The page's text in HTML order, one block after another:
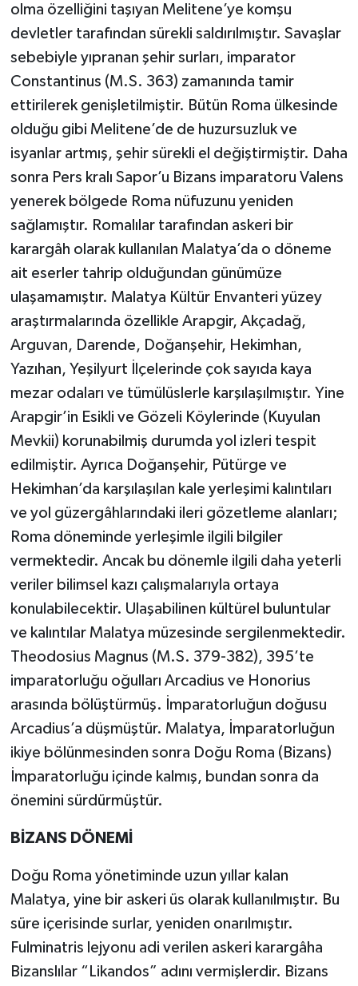
olma özelliğini taşıyan Melitene’ye komşu
devletler tarafından sürekli saldırılmıştır. Savaşlar
sebebiyle yıpranan şehir surları, imparator
Constantinus (M.S. 363) zamanında tamir
ettirilerek genişletilmiştir. Bütün Roma ülkesinde
olduğu gibi Melitene’de de huzursuzluk ve
isyanlar artmış, şehir sürekli el değiştirmiştir. Daha
sonra Pers kralı Sapor’u Bizans imparatoru Valens
yenerek bölgede Roma nüfuzunu yeniden
sağlamıştır. Romalılar tarafından askeri bir
karargâh olarak kullanılan Malatya’da o döneme
ait eserler tahrip olduğundan günümüze
ulaşamamıştır. Malatya Kültür Envanteri yüzey
araştırmalarında özellikle Arapgir, Akçadağ,
Arguvan, Darende, Doğanşehir, Hekimhan,
Yazıhan, Yeşilyurt İlçelerinde çok sayıda kaya
mezar odaları ve tümülüslerle karşılaşılmıştır. Yine
Arapgir’in Esikli ve Gözeli Köylerinde (Kuyulan
Mevkii) korunabilmiş durumda yol izleri tespit
edilmiştir. Ayrıca Doğanşehir, Pütürge ve
Hekimhan’da karşılaşılan kale yerleşimi kalıntıları
ve yol güzergâhlarındaki ileri gözetleme alanları;
Roma döneminde yerleşimle ilgili bilgiler
vermektedir. Ancak bu dönemle ilgili daha yeterli
veriler bilimsel kazı çalışmalarıyla ortaya
konulabilecektir. Ulaşabilinen kültürel buluntular
ve kalıntılar Malatya müzesinde sergilenmektedir.
Theodosius Magnus (M.S. 379-382), 395’te
imparatorluğu oğulları Arcadius ve Honorius
arasında bölüştürmüş. İmparatorluğun doğusu
Arcadius’a düşmüştür. Malatya, İmparatorluğun
ikiye bölünmesinden sonra Doğu Roma (Bizans)
İmparatorluğu içinde kalmış, bundan sonra da
önemini sürdürmüştür.
BİZANS DÖNEMİ
Doğu Roma yönetiminde uzun yıllar kalan
Malatya, yine bir askeri üs olarak kullanılmıştır. Bu
süre içerisinde surlar, yeniden onarılmıştır.
Fulminatris lejyonu adi verilen askeri karargâha
Bizanslılar “Likandos” adını vermişlerdir. Bizans